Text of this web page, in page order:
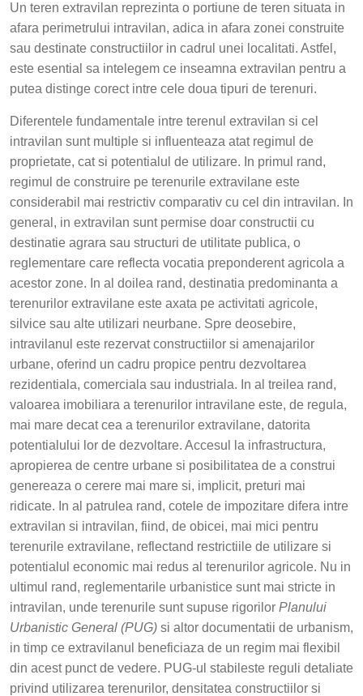
Un teren extravilan reprezinta o portiune de teren situata in
afara perimetrului intravilan, adica in afara zonei construite
sau destinate constructiilor in cadrul unei localitati. Astfel,
este esential sa intelegem ce inseamna extravilan pentru a
putea distinge corect intre cele doua tipuri de terenuri.
Diferentele fundamentale intre terenul extravilan si cel
intravilan sunt multiple si influenteaza atat regimul de
proprietate, cat si potentialul de utilizare. In primul rand,
regimul de construire pe terenurile extravilane este
considerabil mai restrictiv comparativ cu cel din intravilan. In
general, in extravilan sunt permise doar constructii cu
destinatie agrara sau structuri de utilitate publica, o
reglementare care reflecta vocatia preponderent agricola a
acestor zone. In al doilea rand, destinatia predominanta a
terenurilor extravilane este axata pe activitati agricole,
silvice sau alte utilizari neurbane. Spre deosebire,
intravilanul este rezervat constructiilor si amenajarilor
urbane, oferind un cadru propice pentru dezvoltarea
rezidentiala, comerciala sau industriala. In al treilea rand,
valoarea imobiliara a terenurilor intravilane este, de regula,
mai mare decat cea a terenurilor extravilane, datorita
potentialului lor de dezvoltare. Accesul la infrastructura,
apropierea de centre urbane si posibilitatea de a construi
genereaza o cerere mai mare si, implicit, preturi mai
ridicate. In al patrulea rand, cotele de impozitare difera intre
extravilan si intravilan, fiind, de obicei, mai mici pentru
terenurile extravilane, reflectand restrictiile de utilizare si
potentialul economic mai redus al terenurilor agricole. Nu in
ultimul rand, reglementarile urbanistice sunt mai stricte in
intravilan, unde terenurile sunt supuse rigorilor Planului
Urbanistic General (PUG) si altor documentatii de urbanism,
in timp ce extravilanul beneficiaza de un regim mai flexibil
din acest punct de vedere. PUG-ul stabileste reguli detaliate
privind utilizarea terenurilor, densitatea constructiilor si